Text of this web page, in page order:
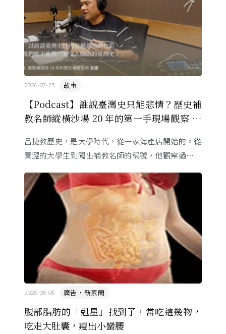
【Podcast】誰說臺灣史只能悲情？歷史補
教名師縱橫沙場 20 年的第一手現場觀察 ft.
故事
2026-07-23
呂捷教歷史，是大學時代，從一家海產店開始的。從
青澀的大學生到闖出補教名師的稱號，他觀察過幾十
裡幾乎沒有臺灣史，一路 ...
腹部脂肪的「剋星」找到了，常吃這幾物，
吃走大肚囊，瘦出小蠻腰
廣告・新素簡
2026-08-06